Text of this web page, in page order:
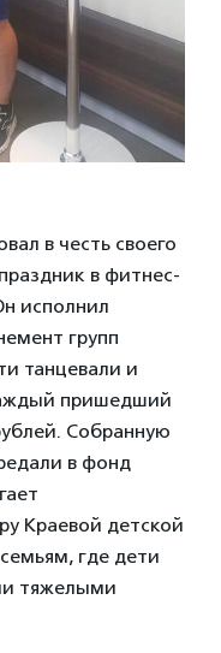
в честь своего
в фитнес-
исполнил
групп
танцевали и
пришедший
Собранную
в фонд
Краевой детской
где дети
тяжелыми